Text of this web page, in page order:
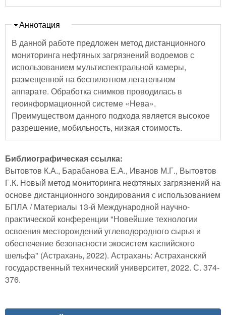
Скрыть
Аннотация
В данной работе предложен метод дистанционного
мониторинга нефтяных загрязнений водоемов с
использованием мультиспектральной камеры,
размещенной на беспилотном летательном
аппарате. Обработка снимков проводилась в
геоинформационной системе «Нева».
Преимуществом данного подхода является высокое
разрешение, мобильность, низкая стоимость.
Библиографическая ссылка:
Вытовтов К.А., Барабанова Е.А., Иванов М.Г., Вытовтов
Г.К. Новый метод мониторинга нефтяных загрязнений на
основе дистанционного зондирования с использованием
БПЛА / Материалы 13-й Международной научно-
практической конференции "Новейшие технологии
освоения месторождений углеводородного сырья и
обеспечение безопасности экосистем каспийского
шельфа" (Астрахань, 2022). Астрахань: Астраханский
государственный технический университет, 2022. С. 374-
376.